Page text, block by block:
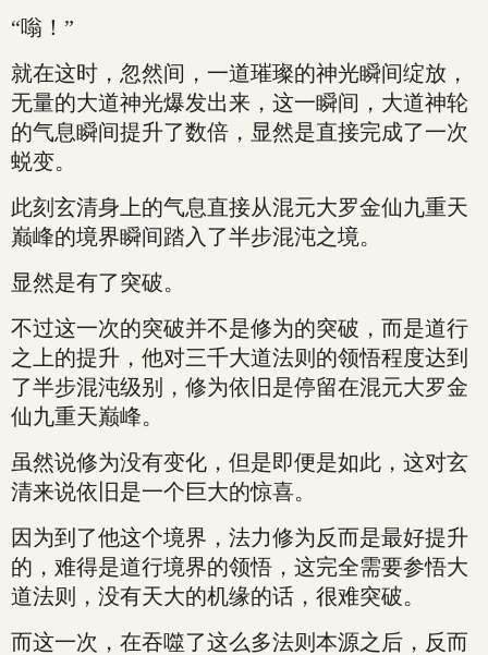
“嗡！”
就在这时，忽然间，一道璀璨的神光瞬间绽放，
无量的大道神光爆发出来，这一瞬间，大道神轮
的气息瞬间提升了数倍，显然是直接完成了一次
蜕变。
此刻玄清身上的气息直接从混元大罗金仙九重天
巅峰的境界瞬间踏入了半步混沌之境。
显然是有了突破。
不过这一次的突破并不是修为的突破，而是道行
之上的提升，他对三千大道法则的领悟程度达到
了半步混沌级别，修为依旧是停留在混元大罗金
仙九重天巅峰。
虽然说修为没有变化，但是即便是如此，这对玄
清来说依旧是一个巨大的惊喜。
因为到了他这个境界，法力修为反而是最好提升
的，难得是道行境界的领悟，这完全需要参悟大
道法则，没有天大的机缘的话，很难突破。
而这一次，在吞噬了这么多法则本源之后，反而